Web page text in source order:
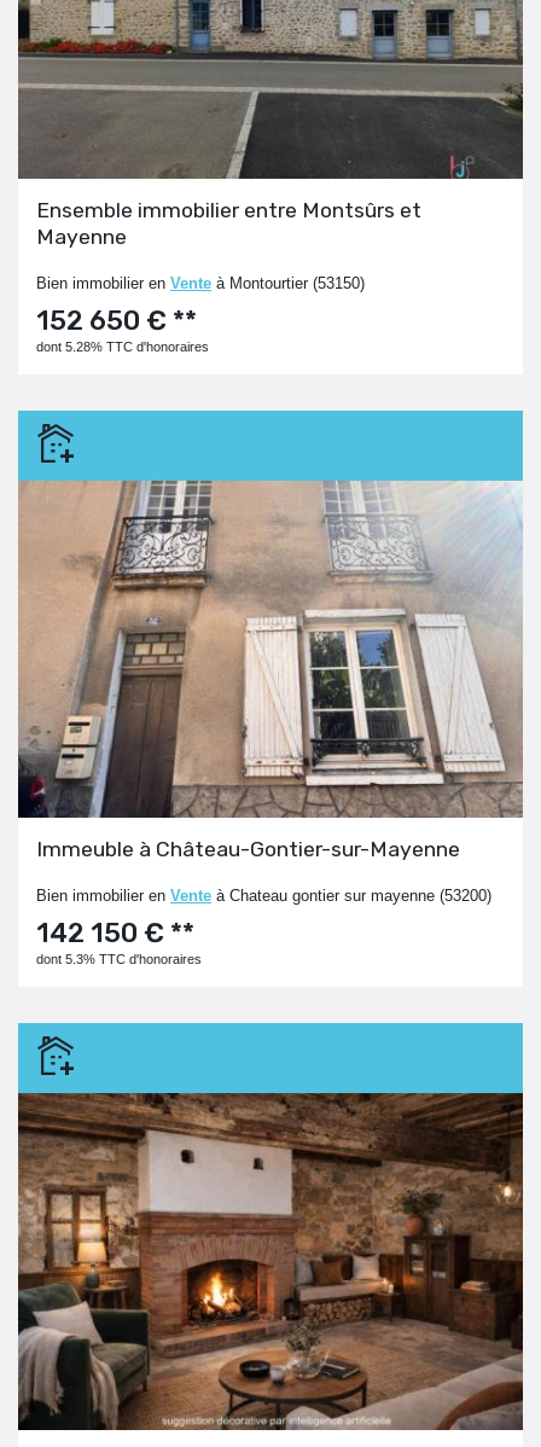
Ensemble immobilier entre Montsûrs et
Mayenne
Bien immobilier en Vente à Montourtier (53150)
152 650 € **
dont 5.28% TTC d'honoraires
Immeuble à Château-Gontier-sur-Mayenne
Bien immobilier en Vente à Chateau gontier sur mayenne (53200)
142 150 € **
dont 5.3% TTC d'honoraires